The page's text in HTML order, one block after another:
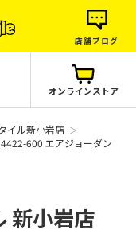
店舗ブログ
オンラインストア
イル新小岩店
600 エアジョーダン
新小岩店